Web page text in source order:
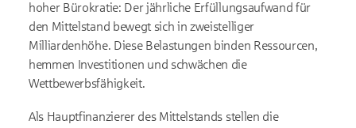
hoher Bürokratie: Der jährliche Erfüllungsaufwand für
den Mittelstand bewegt sich in zweistelliger
Milliardenhöhe. Diese Belastungen binden Ressourcen,
hemmen Investitionen und schwächen die
Wettbewerbsfähigkeit.
Als Hauptfinanzierer des Mittelstands stellen die